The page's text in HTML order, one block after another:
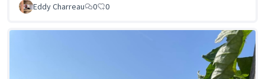
Eddy Charreau
0 0